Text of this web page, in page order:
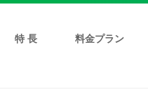
特 長 料金プラン